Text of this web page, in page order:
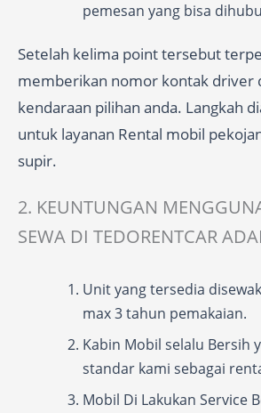
pemesan yang bisa
Setelah kelima point tersebut
memberikan nomor kontak driver
kendaraan pilihan anda. Langkah
untuk layanan Rental mobil
supir.
2. KEUNTUNGAN
SEWA DI TEDORENTCAR
Unit yang tersedia
max 3 tahun pemakaian.
Kabin Mobil selalu Bersih
standar kami sebagai
Mobil Di Lakukan Service